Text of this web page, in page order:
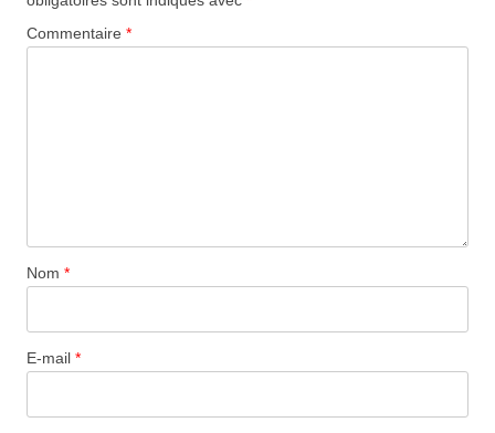
Commentaire *
Nom *
E-mail *